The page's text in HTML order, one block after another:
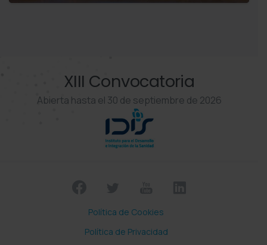
XIII Convocatoria
Abierta hasta el 30 de septiembre de 2026
Política de Cookies
Política de Privacidad